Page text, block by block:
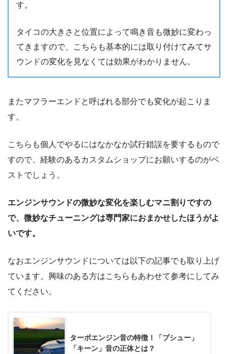
す。
タイコの大きさと位置によって鳴き音も微妙に変わっ
てきますので、こちらも基本的には取り付けてみてサ
ウンドの変化を見なくては効果がわかりません。
またマフラーエンドと呼ばれる部分でも変化が起こりま
す。
こちらも個人でやるにはなかなか試行錯誤を要するもので
すので、経験のあるカスタムショップにお願いするのがベ
ストでしょう。
エンジンサウンドの微妙な変化を楽しむマニ割りですの
で、微妙なチューニングは専門家におまかせしたほうがよ
いです。
なおエンジンサウンドについては以下の記事でも取り上げ
ています。興味のある方はこちらもあわせて参考にしてみ
てください。
ターボエンジン音の特徴！「プシュー」
「キーン」音の正体とは？